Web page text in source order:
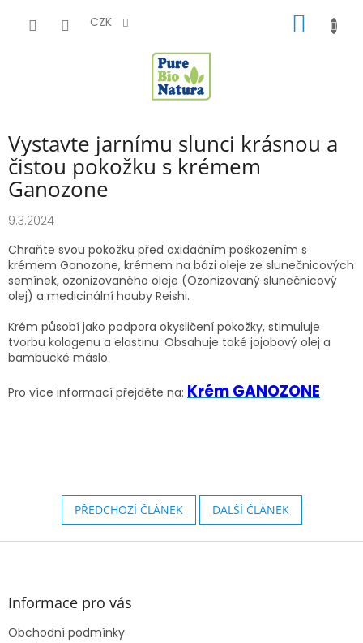
CZK
Vystavte jarnímu slunci krásnou a
čistou pokožku s krémem
Ganozone
9.3.2024
Chraňte svou pokožku před oxidačním poškozením s
krémem Ganozone, krémem na bázi oleje ze slunečnicových
semínek, ozonizovaného oleje (Ozonizovaný slunečnicový
olej) a medicinální houby Reishi.
Krém působí jako podpora okysličení pokožky, stimuluje
tvorbu kolagenu a elastinu. Obsahuje také jojobový olej a
bambucké máslo.
Pro více informací přejděte na: Krém GANOZONE
PŘEDCHOZÍ ČLÁNEK DALŠÍ ČLÁNEK
Z
Informace pro vás
Obchodní podmínky